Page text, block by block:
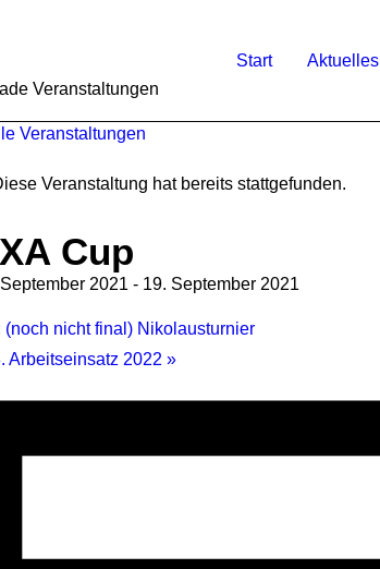
Start Aktuelles
Veranstaltungen
Veranstaltung hat bereits stattgefunden.
Cup
2021 - 19. September 2021
(noch nicht final) Nikolausturnier
Arbeitseinsatz 2022 »